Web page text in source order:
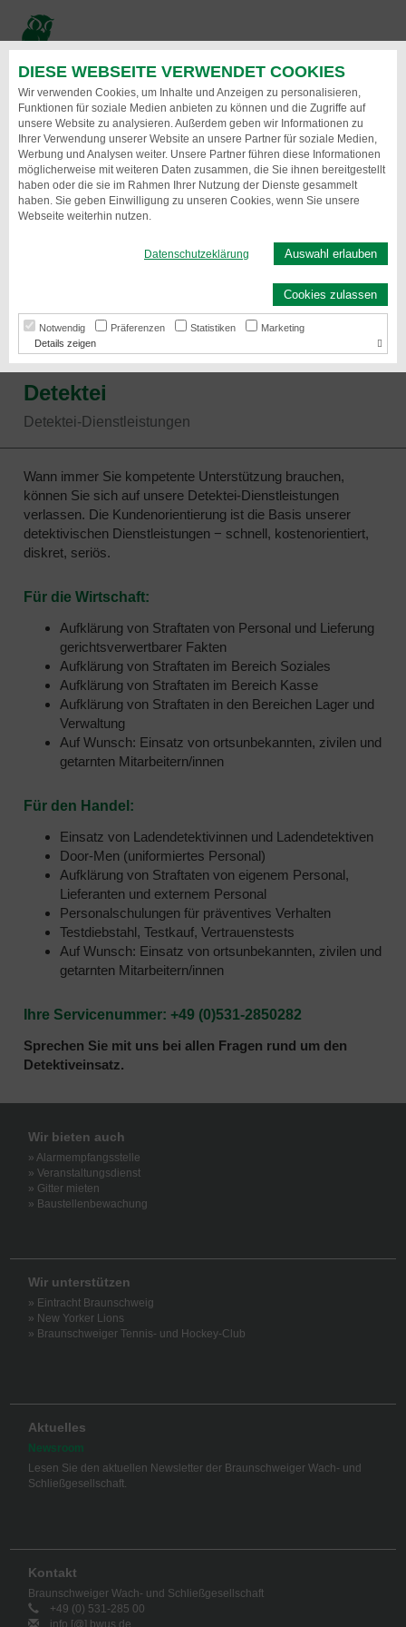
DIESE WEBSEITE VERWENDET COOKIES
Wir verwenden Cookies, um Inhalte und Anzeigen zu personalisieren,
Funktionen für soziale Medien anbieten zu können und die Zugriffe auf
unsere Website zu analysieren. Außerdem geben wir Informationen zu
Ihrer Verwendung unserer Website an unsere Partner für soziale Medien,
Werbung und Analysen weiter. Unsere Partner führen diese Informationen
möglicherweise mit weiteren Daten zusammen, die Sie ihnen bereitgestellt
haben oder die sie im Rahmen Ihrer Nutzung der Dienste gesammelt
haben. Sie geben Einwilligung zu unseren Cookies, wenn Sie unsere
Webseite weiterhin nutzen.
Datenschutzeklärung Auswahl erlauben
Cookies zulassen
Notwendig Präferenzen Statistiken
Marketing
Details
zum
Inhalt
schnell, kostenorientiert, diskret, seriös
Detektei
Detektei-Dienstleistungen
Wann immer Sie kompetente Unterstützung brauchen,
können Sie sich auf unsere Detektei-Dienstleistungen
verlassen. Die Kundenorientierung ist die Basis unserer
detektivischen Dienstleistungen − schnell, kostenorientiert,
diskret, seriös.
Für die Wirtschaft:
Aufklärung von Straftaten von Personal und Lieferung
gerichtsverwertbarer Fakten
Aufklärung von Straftaten im Bereich Soziales
Aufklärung von Straftaten im Bereich Kasse
Aufklärung von Straftaten in den Bereichen Lager und
Verwaltung
Auf Wunsch: Einsatz von ortsunbekannten, zivilen und
getarnten Mitarbeitern/innen
Für den Handel:
Einsatz von Ladendetektivinnen und Ladendetektiven
Door-Men (uniformiertes Personal)
Aufklärung von Straftaten von eigenem Personal,
Lieferanten und externem Personal
Personalschulungen für präventives Verhalten
Testdiebstahl, Testkauf, Vertrauenstests
Auf Wunsch: Einsatz von ortsunbekannten, zivilen und
getarnten Mitarbeitern/innen
Ihre Servicenummer: +49 (0)531-2850282
Sprechen Sie mit uns bei allen Fragen rund um den
Detektiveinsatz.
Wir bieten auch
» Alarmempfangsstelle
» Veranstaltungsdienst
» Gitter mieten
» Baustellenbewachung
Wir unterstützen
» Eintracht Braunschweig
» New Yorker Lions
» Braunschweiger Tennis- und Hockey-Club
Aktuelles
Newsroom
Lesen Sie den aktuellen Newsletter der Braunschweiger Wach- und
Schließgesellschaft.
Kontakt
Braunschweiger Wach- und Schließgesellschaft
+49 (0) 531-285 00
info [@] bwus.de